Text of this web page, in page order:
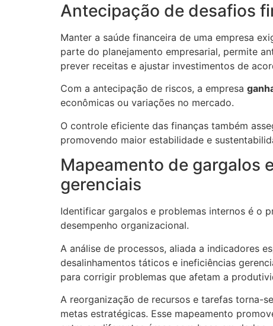
Antecipação de desafios
Manter a saúde financeira de uma empresa
parte do planejamento empresarial, permite
prever receitas e ajustar investimentos de
Com a antecipação de riscos, a empresa
econômicas ou variações no mercado.
O controle eficiente das finanças também
promovendo maior estabilidade e
Mapeamento de gargalos
gerenciais
Identificar gargalos e problemas internos é o
desempenho organizacional.
A análise de processos, aliada a indicadores
desalinhamentos táticos e ineficiências
para corrigir problemas que afetam a
A reorganização de recursos e tarefas torna-
metas estratégicas. Esse mapeamento